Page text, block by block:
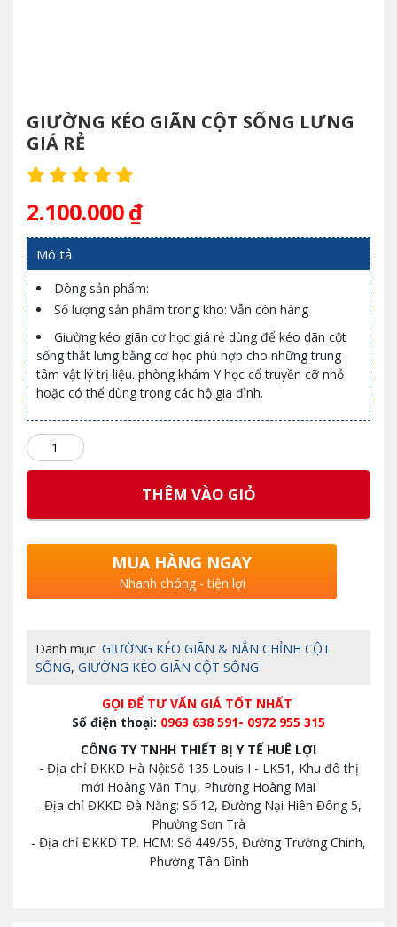
GIƯỜNG KÉO GIÃN CỘT SỐNG LƯNG
GIÁ RẺ
2.100.000₫
Mô tả
Dòng sản phẩm:
Số lượng sản phẩm trong kho: Vẫn còn hàng
Giường kéo giãn cơ học giá rẻ dùng để kéo dãn cột
sống thắt lưng bằng cơ học phù hợp cho những trung
tâm vật lý trị liệu. phòng khám Y học cổ truyền cỡ nhỏ
hoặc có thể dùng trong các hộ gia đình.
THÊM VÀO GIỎ
MUA HÀNG NGAY
Nhanh chóng - tiện lợi
Danh mục: GIƯỜNG KÉO GIÃN & NẮN CHỈNH CỘT
SỐNG, GIƯỜNG KÉO GIÃN CỘT SỐNG
GỌI ĐỂ TƯ VẤN GIÁ TỐT NHẤT
Số điện thoại: 0963 638 591- 0972 955 315
CÔNG TY TNHH THIẾT BỊ Y TẾ HUÊ LỢI
- Địa chỉ ĐKKD Hà Nội:Số 135 Louis I - LK51, Khu đô thị
mới Hoàng Văn Thụ, Phường Hoàng Mai
- Địa chỉ ĐKKD Đà Nẵng: Số 12, Đường Nại Hiên Đông 5,
Phường Sơn Trà
- Địa chỉ ĐKKD TP. HCM: Số 449/55, Đường Trường Chinh,
Phường Tân Bình